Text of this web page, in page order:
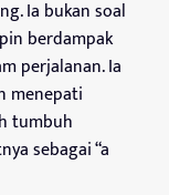
Ia bukan soal
berdampak
perjalanan. Ia
menepati
tumbuh
sebagai “a